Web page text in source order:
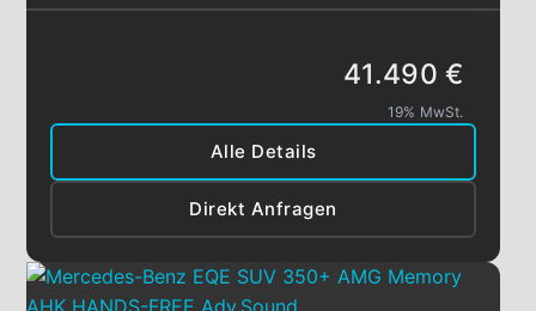
Alle Details
Direkt Anfragen
41.490 €
19% MwSt.